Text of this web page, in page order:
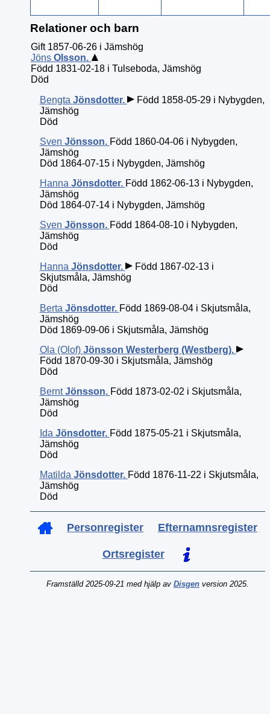
Relationer och barn
Gift 1857-06-26 i Jämshög
Jöns Olsson.
Född 1831-02-18 i Tulseboda, Jämshög
Död
Bengta Jönsdotter.
Född 1858-05-29 i Nybygden,
Jämshög
Död
Sven Jönsson. Född 1860-04-06 i Nybygden,
Jämshög
Död 1864-07-15 i Nybygden, Jämshög
Hanna Jönsdotter. Född 1862-06-13 i Nybygden,
Jämshög
Död 1864-07-14 i Nybygden, Jämshög
Sven Jönsson. Född 1864-08-10 i Nybygden,
Jämshög
Död
Hanna Jönsdotter.
Född 1867-02-13 i
Skjutsmåla, Jämshög
Död
Berta Jönsdotter. Född 1869-08-04 i Skjutsmåla,
Jämshög
Död 1869-09-06 i Skjutsmåla, Jämshög
Ola (Olof) Jönsson Westerberg (Westberg).
Född 1870-09-30 i Skjutsmåla, Jämshög
Död
Bernt Jönsson. Född 1873-02-02 i Skjutsmåla,
Jämshög
Död
Ida Jönsdotter. Född 1875-05-21 i Skjutsmåla,
Jämshög
Död
Matilda Jönsdotter. Född 1876-11-22 i Skjutsmåla,
Jämshög
Död
Personregister Efternamnsregister
Ortsregister
Framställd 2025-09-21 med hjälp av Disgen version 2025.